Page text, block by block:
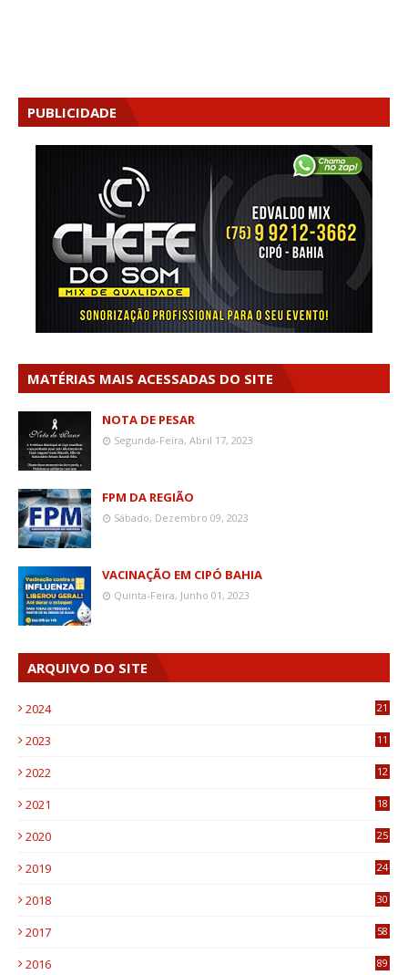
PUBLICIDADE
MATÉRIAS MAIS ACESSADAS DO SITE
NOTA DE PESAR
Segunda-Feira, Abril 17, 2023
FPM DA REGIÃO
Sábado, Dezembro 09, 2023
VACINAÇÃO EM CIPÓ BAHIA
Quinta-Feira, Junho 01, 2023
ARQUIVO DO SITE
2024 21
2023
11
2022
12
2021
18
2020
25
2019
24
2018
30
2017
58
2016
89